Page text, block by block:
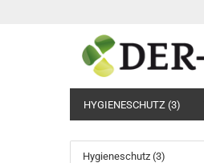
HYGIENESCHUTZ (3)
Hygieneschutz (3)